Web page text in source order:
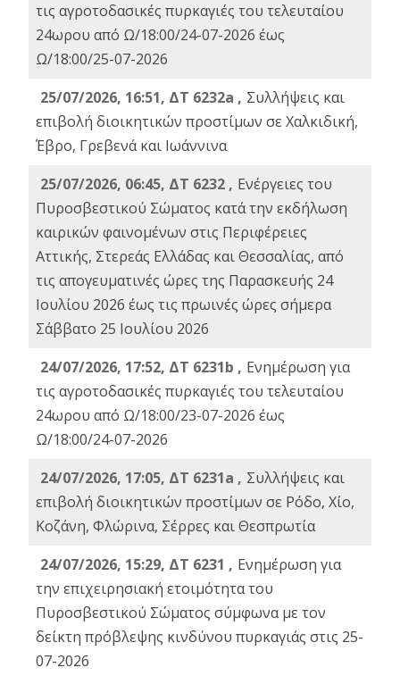
τις αγροτοδασικές πυρκαγιές του τελευταίου
24ωρου από Ω/18:00/24-07-2026 έως
Ω/18:00/25-07-2026
25/07/2026, 16:51, ΔΤ 6232a , Συλλήψεις και
επιβολή διοικητικών προστίμων σε Χαλκιδική,
Έβρο, Γρεβενά και Ιωάννινα
25/07/2026, 06:45, ΔΤ 6232 , Ενέργειες του
Πυροσβεστικού Σώματος κατά την εκδήλωση
καιρικών φαινομένων στις Περιφέρειες
Αττικής, Στερεάς Ελλάδας και Θεσσαλίας, από
τις απογευματινές ώρες της Παρασκευής 24
Ιουλίου 2026 έως τις πρωινές ώρες σήμερα
Σάββατο 25 Ιουλίου 2026
24/07/2026, 17:52, ΔΤ 6231b , Ενημέρωση για
τις αγροτοδασικές πυρκαγιές του τελευταίου
24ωρου από Ω/18:00/23-07-2026 έως
Ω/18:00/24-07-2026
24/07/2026, 17:05, ΔΤ 6231a , Συλλήψεις και
επιβολή διοικητικών προστίμων σε Ρόδο, Χίο,
Κοζάνη, Φλώρινα, Σέρρες και Θεσπρωτία
24/07/2026, 15:29, ΔΤ 6231 , Ενημέρωση για
την επιχειρησιακή ετοιμότητα του
Πυροσβεστικού Σώματος σύμφωνα με τον
δείκτη πρόβλεψης κινδύνου πυρκαγιάς στις 25-
07-2026